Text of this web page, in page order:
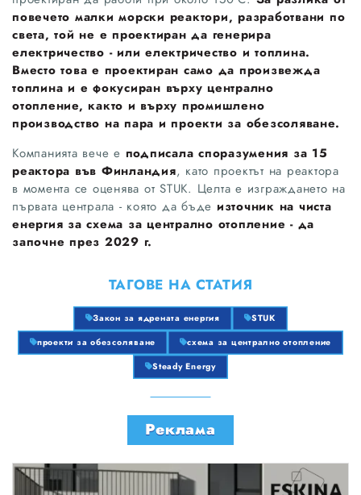
повечето малки морски реактори, разработвани по
света, той не е проектиран да генерира
електричество - или електричество и топлина.
Вместо това е проектиран само да произвежда
топлина и е фокусиран върху централно
отопление, както и върху промишлено
производство на пара и проекти за обезсоляване.
Компанията вече е подписала споразумения за 15
реактора във Финландия, като проектът на реактора
в момента се оценява от STUK. Целта е изграждането на
първата централа - която да бъде източник на чиста
енергия за схема за централно отопление - да
започне през 2029 г.
ТАГОВЕ НА СТАТИЯ
Закон за ядрената енергия
STUK
проекти за обезсоляване
схема за централно отопление
Steady Energy
Реклама